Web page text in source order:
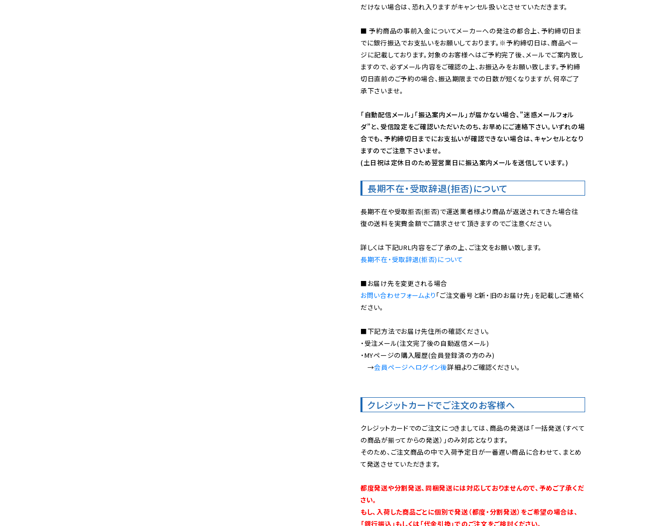
だけない場合は、恐れ入りますがキャンセル扱いとさせていただきます。
■ 予約商品の事前入金についてメーカーへの発注の都合上、予約締切日ま
でに銀行振込でお支払いをお願いしております。※予約締切日は、商品ペー
ジに記載しております。対象のお客様へはご予約完了後、メールでご案内致し
ますので、必ずメール内容をご確認の上、お振込みをお願い致します。予約締
切日直前のご予約の場合、振込期限までの日数が短くなりますが、何卒ご了
承下さいませ。
「自動配信メール」「振込案内メール」が届かない場合、”迷惑メールフォル
ダ”と、受信設定をご確認いただいたのち、お早めにご連絡下さい。いずれの場
合でも、予約締切日までにお支払いが確認できない場合は、キャンセルとなり
ますのでご注意下さいませ。
(土日祝は定休日のため翌営業日に振込案内メールを送信しています。)
長期不在・受取辞退(拒否)について
長期不在や受取拒否(拒否)で運送業者様より商品が返送されてきた場合往
復の送料を実費金額でご請求させて頂きますのでご注意ください。
長期不在・受取辞退(拒否)について
お問い合わせフォームより 「ご注文番号と新・旧のお届け先」を記載しご連絡く
ださい。
■下記方法でお届け先住所の確認ください。
・受注メール(注文完了後の自動返信メール)
・MYページの購入履歴(会員登録済の方のみ)
→会員ページへログイン後詳細よりご確認ください。
クレジットカードでご注文のお客様へ
クレジットカードでのご注文につきましては、商品の発送は「一括発送（すべて
の商品が揃ってからの発送）」のみ対応となります。
そのため、ご注文商品の中で入荷予定日が一番遅い商品に合わせて、まとめ
て発送させていただきます。
都度発送や分割発送、同梱発送には対応しておりませんので、予めご了承くだ
さい。
もし、入荷した商品ごとに個別で発送（都度・分割発送）をご希望の場合は、
「銀行振込」もしくは「代金引換」でのご注文をご検討ください。